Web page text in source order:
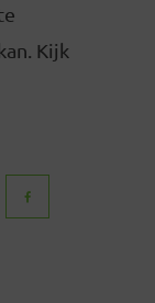
Kijk